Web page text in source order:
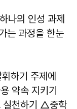
나의 인성 과제
는 과정을 한눈
하기 주제에
약속 지키기
실천하기 △중학